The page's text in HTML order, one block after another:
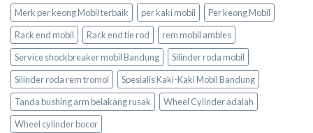
Merk per keong Mobil terbaik
per kaki mobil
Per keong Mobil
Rack end mobil
Rack end tie rod
rem mobil ambles
Service shockbreaker mobil Bandung
Silinder roda mobil
Silinder roda rem tromol
Spesialis Kaki-Kaki Mobil Bandung
Tanda bushing arm belakang rusak
Wheel Cylinder adalah
Wheel cylinder bocor